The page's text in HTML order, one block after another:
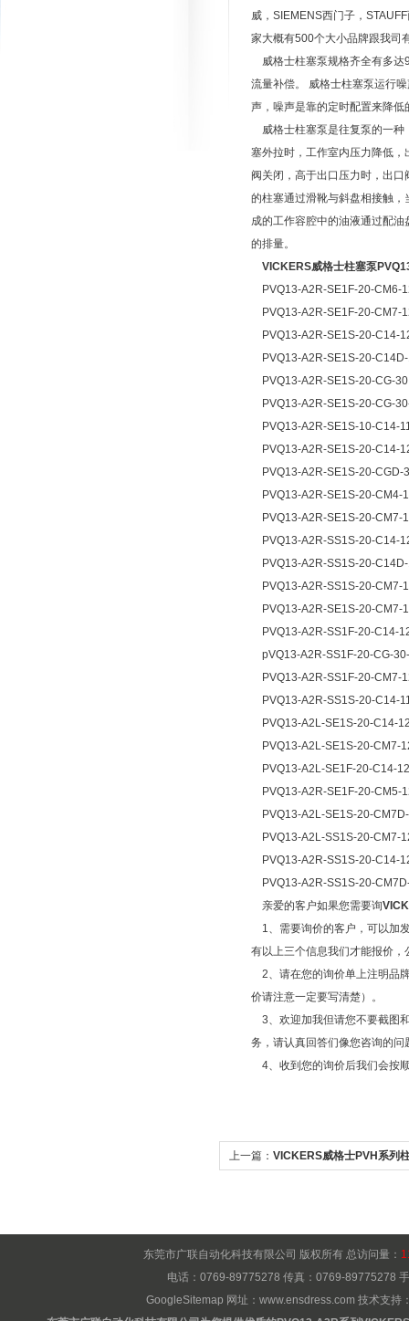
威，SIEMENS西门子，
家大概有500个大小品牌跟我司
威格士柱塞泵规格齐全有多达
流量补偿。 威格士柱塞泵运行
声，噪声是靠的定时配置来降低
威格士柱塞泵是往复泵的一种
塞外拉时，工作室内压力降低
阀关闭，高于出口压力时，出
的柱塞通过滑靴与斜盘相接触
成的工作容腔中的油液通过配
的排量。
VICKERS威格士柱塞泵
PVQ13-A2R-SE1F-20-CM6-
PVQ13-A2R-SE1F-20-CM7-
PVQ13-A2R-SE1S-20-C14-
PVQ13-A2R-SE1S-20-
PVQ13-A2R-SE1S-20-CG-
PVQ13-A2R-SE1S-20-CG-
PVQ13-A2R-SE1S-10-C14-
PVQ13-A2R-SE1S-20-C14-
PVQ13-A2R-SE1S-20-CGD-
PVQ13-A2R-SE1S-20-CM4-
PVQ13-A2R-SE1S-20-CM7-
PVQ13-A2R-SS1S-20-C14-
PVQ13-A2R-SS1S-20-
PVQ13-A2R-SS1S-20-CM7-
PVQ13-A2R-SE1S-20-CM7-
PVQ13-A2R-SS1F-20-C14-
pVQ13-A2R-SS1F-20-CG-
PVQ13-A2R-SS1F-20-CM7-
PVQ13-A2R-SS1S-20-C14-
PVQ13-A2L-SE1S-20-C14-
PVQ13-A2L-SE1S-20-CM7-
PVQ13-A2L-SE1F-20-C14-
PVQ13-A2R-SE1F-20-CM5-
PVQ13-A2L-SE1S-20-
PVQ13-A2L-SS1S-20-CM7-
PVQ13-A2R-SS1S-20-C14-
PVQ13-A2R-SS1S-20-
亲爱的客户如果您需要询
1、需要询价的客户，可以加
有以上三个信息我们才能报价，
2、请在您的询价单上注明品
价请注意一定要写清楚）。
3、欢迎加我但请您不要截图
务，请认真回答们像您咨询的
4、收到您的询价后我们会按
上一篇： VICKERS威格士PVH系列
东莞市广联自动化科技有限公司 版权所有 总访问量：
电话：0769-89775278 传真：0769-89775278
GoogleSitemap 网址： www.ensdress.com 技术支持